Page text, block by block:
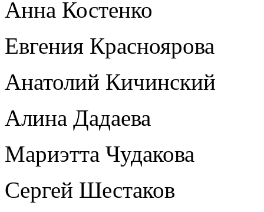
Анна Костенко
Евгения Красноярова
Анатолий Кичинский
Алина Дадаева
Мариэтта Чудакова
Сергей Шестаков